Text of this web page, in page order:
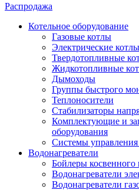
Распродажа
Котельное оборудование
Газовые котлы
Электрические котлы
Твердотопливные
Жидкотопливные
Дымоходы
Группы быстрого
Теплоносители
Стабилизаторы
Комплектующие и
оборудования
Системы
Водонагреватели
Бойлеры косвенного
Водонагреватели
Водонагреватели